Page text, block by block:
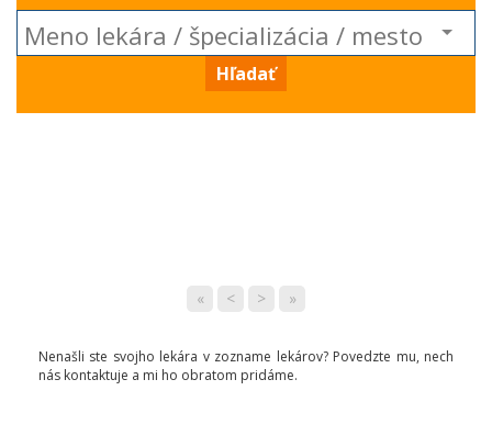
Hľadať
« < > »
Nenašli ste svojho lekára v zozname lekárov? Povedzte mu, nech
nás kontaktuje a mi ho obratom pridáme.